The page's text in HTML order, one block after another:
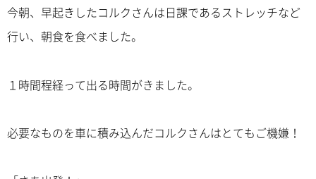
今朝、早起きしたコルクさんは日課であるストレッチなど
行い、朝食を食べました。
１時間程経って出る時間がきました。
必要なものを車に積み込んだコルクさんはとてもご機嫌！